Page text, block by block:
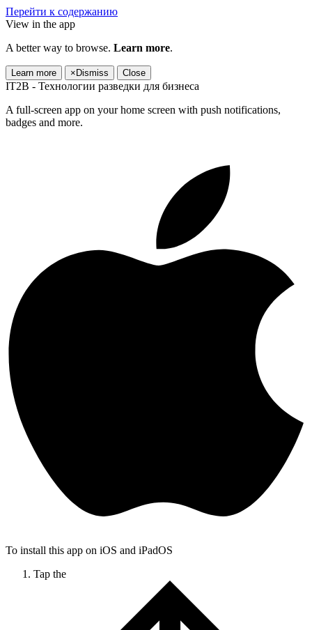
Перейти к содержанию
View in the app
A better way to browse. Learn more.
Learn more × Dismiss Close
IT2B - Технологии разведки для бизнеса
A full-screen app on your home screen with push notifications,
badges and more.
To install this app on iOS and iPadOS
Tap the